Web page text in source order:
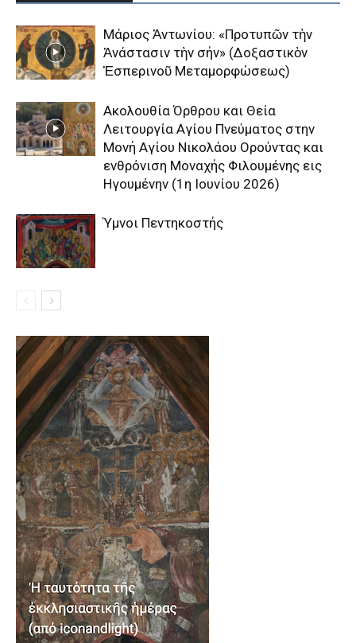
Μάριος Ἀντωνίου: «Προτυπῶν τὴν
Ἀνάστασιν τὴν σήν» (Δοξαστικὸν
Ἑσπερινοῦ Μεταμορφώσεως)
Aκολουθία Όρθρου και Θεία
Λειτουργία Αγίου Πνεύματος στην
Μονή Αγίου Νικολάου Ορούντας και
ενθρόνιση Μοναχής Φιλουμένης εις
Ηγουμένην (1η Ιουνίου 2026)
Ύμνοι Πεντηκοστής